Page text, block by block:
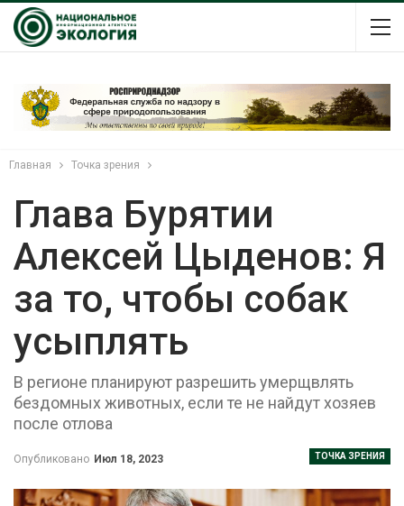
Главная Точка зрения
Глава Бурятии
Алексей Цыденов: Я
за то, чтобы собак
усыплять
В регионе планируют разрешить умерщвлять
бездомных животных, если те не найдут хозяев
после отлова
ТОЧКА ЗРЕНИЯ
Опубликовано Июл 18, 2023